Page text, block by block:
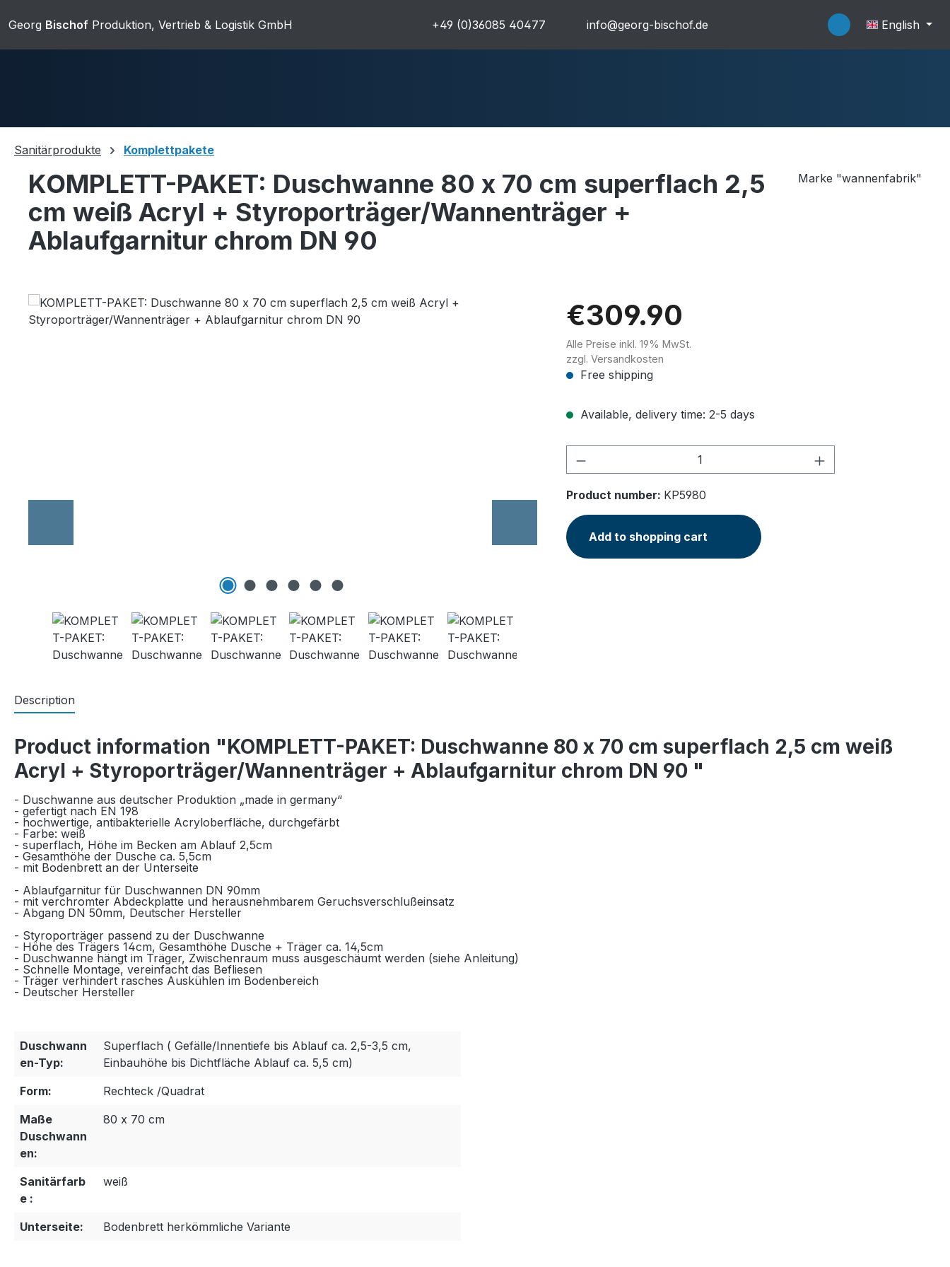
to main content
Skip to search
Skip to main navigation
Georg Bischof Produktion, Vertrieb & Logistik GmbH +49 (0)36085 40477 info@georg-bischof.de English
Duschwannen Ablaufgarnituren Komplettpakete Ultraflache Systeme Wannenträger
Sanitärkeramik
Sanitärprodukte Komplettpakete
KOMPLETT-PAKET: Duschwanne 80 x 70 cm superflach 2,5
cm weiß Acryl + Styroporträger/Wannenträger +
Ablaufgarnitur chrom DN 90
Marke "wannenfabrik"
Skip image gallery €309.90
Alle Preise inkl. 19% MwSt.
zzgl. Versandkosten
Free shipping
Available, delivery time: 2-5 days
Product Quantity: Enter the desired amount
Product number: KP5980
Add to shopping cart
Description
Product information "KOMPLETT-PAKET: Duschwanne 80 x 70 cm superflach 2,5 cm weiß
Acryl + Styroporträger/Wannenträger + Ablaufgarnitur chrom DN 90 "
- Duschwanne aus deutscher Produktion „made in germany“
- gefertigt nach EN 198
- hochwertige, antibakterielle Acryloberfläche, durchgefärbt
- Farbe: weiß
- superflach, Höhe im Becken am Ablauf 2,5cm
- Gesamthöhe der Dusche ca. 5,5cm
- mit Bodenbrett an der Unterseite
- Ablaufgarnitur für Duschwannen DN 90mm
- mit verchromter Abdeckplatte und herausnehmbarem Geruchsverschlußeinsatz
- Abgang DN 50mm, Deutscher Hersteller
- Styroporträger passend zu der Duschwanne
- Höhe des Trägers 14cm, Gesamthöhe Dusche + Träger ca. 14,5cm
- Duschwanne hängt im Träger, Zwischenraum muss ausgeschäumt werden (siehe Anleitung)
- Schnelle Montage, vereinfacht das Befliesen
- Träger verhindert rasches Auskühlen im Bodenbereich
- Deutscher Hersteller
Duschwann
en-Typ:
Superflach ( Gefälle/Innentiefe bis Ablauf ca. 2,5-3,5 cm,
Einbauhöhe bis Dichtfläche Ablauf ca. 5,5 cm)
Form:
Rechteck /Quadrat
Maße
Duschwann
en:
80 x 70 cm
Sanitärfarb
e :
weiß
Unterseite: Bodenbrett herkömmliche Variante